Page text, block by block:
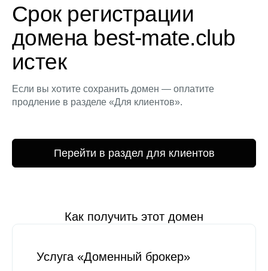
Срок регистрации
домена best-mate.club
истек
Если вы хотите сохранить домен — оплатите
продление в разделе «Для клиентов».
Перейти в раздел для клиентов
Как получить этот домен
Услуга «Доменный брокер»